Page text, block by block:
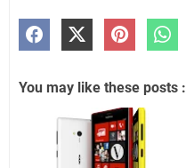
You may like these posts :